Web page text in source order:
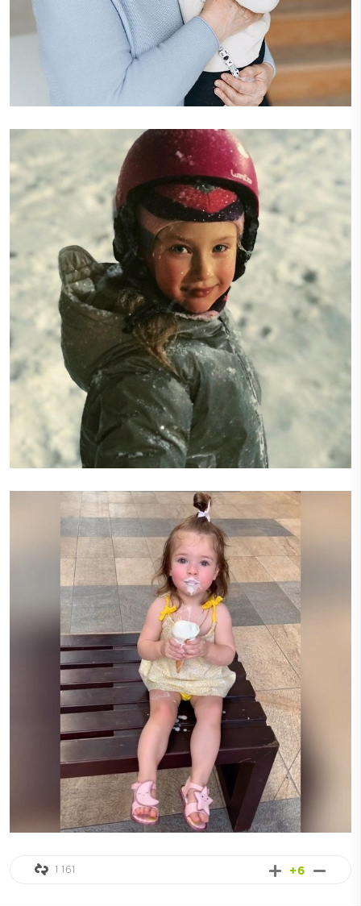
+6
1 161